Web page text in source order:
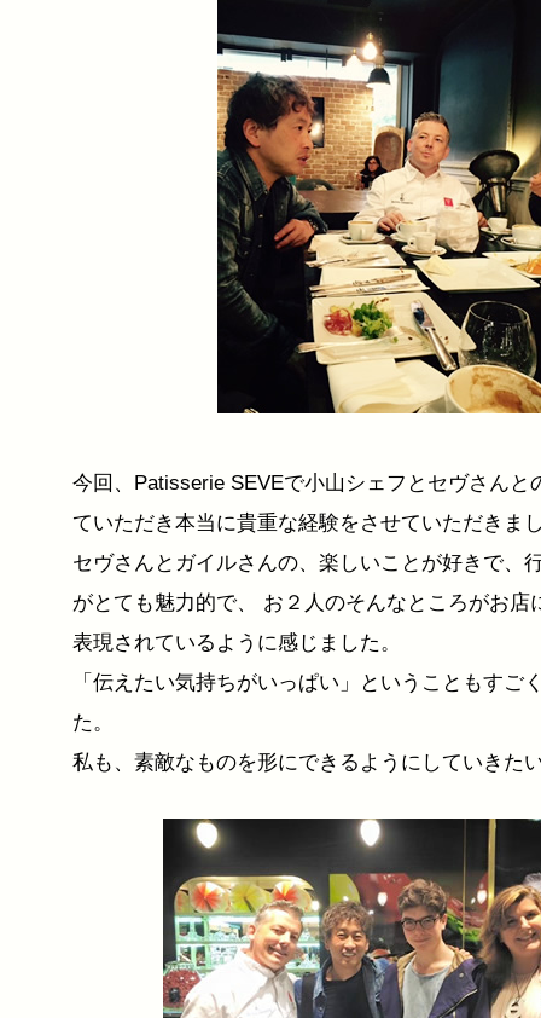
今回、Patisserie SEVEで小山シェフとセヴさんと
ていただき本当に貴重な経験をさせていただきま
セヴさんとガイルさんの、楽しいことが好きで、
がとても魅力的で、 お２人のそんなところがお店
表現されているように感じました。
「伝えたい気持ちがいっぱい」ということもすご
た。
私も、素敵なものを形にできるようにしていきた